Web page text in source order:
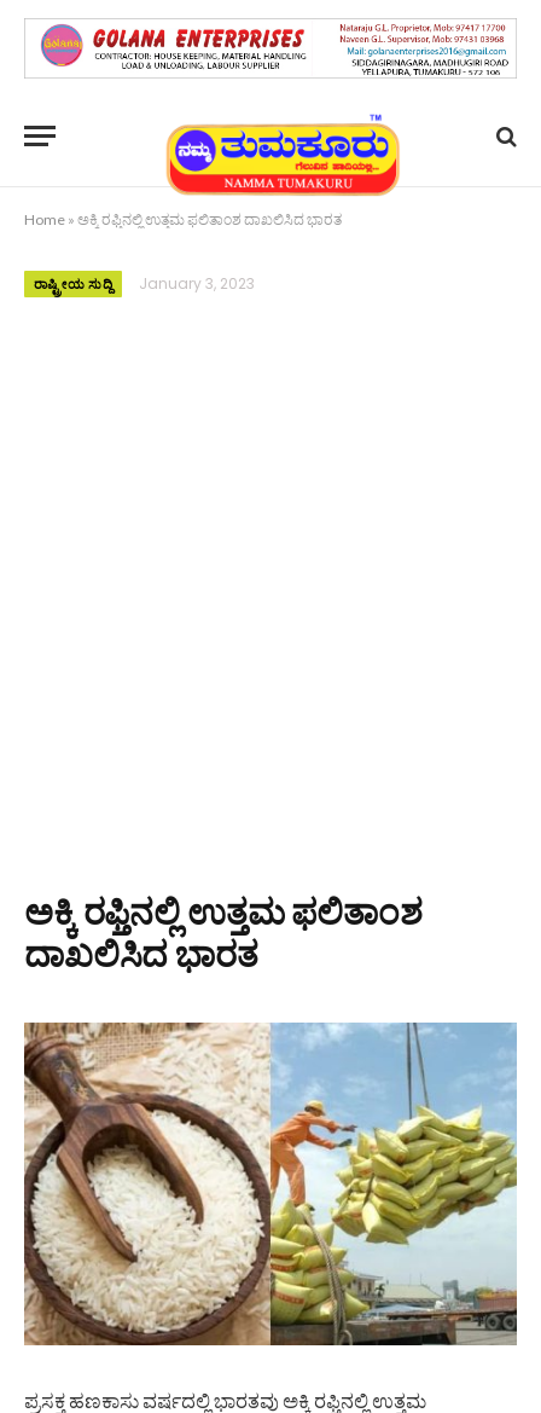
Home » ಅಕ್ಕಿ ರಫ್ತಿನಲ್ಲಿ ಉತ್ತಮ ಫಲಿತಾಂಶ ದಾಖಲಿಸಿದ ಭಾರತ
ರಾಷ್ಟ್ರೀಯ ಸುದ್ದಿ January 3, 2023
ಅಕ್ಕಿ ರಫ್ತಿನಲ್ಲಿ ಉತ್ತಮ ಫಲಿತಾಂಶ
ದಾಖಲಿಸಿದ ಭಾರತ
ಪ್ರಸಕ್ತ ಹಣಕಾಸು ವರ್ಷದಲ್ಲಿ ಭಾರತವು ಅಕ್ಕಿ ರಫ್ತಿನಲ್ಲಿ ಉತ್ತಮ